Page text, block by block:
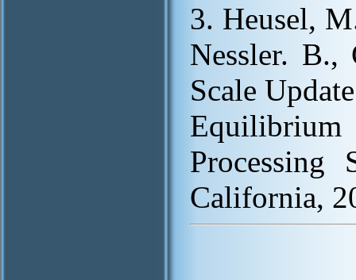
3. Heusel,
Nessler.
Scale
Processing
California,